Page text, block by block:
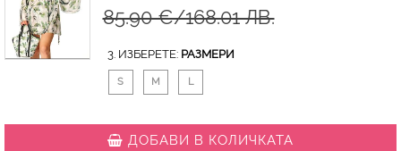
85.90 €/168.01 ЛВ.
3. ИЗБЕРЕТЕ: РАЗМЕРИ
S M L
ДОБАВИ В КОЛИЧКАТА